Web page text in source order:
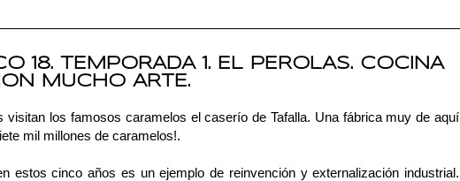
18. TEMPORADA 1. EL PEROLAS. COCINA
MUCHO ARTE.
los famosos caramelos el caserío de Tafalla. Una fábrica muy de aquí
mil millones de caramelos!.
estos cinco años es un ejemplo de reinvención y externalización industrial.